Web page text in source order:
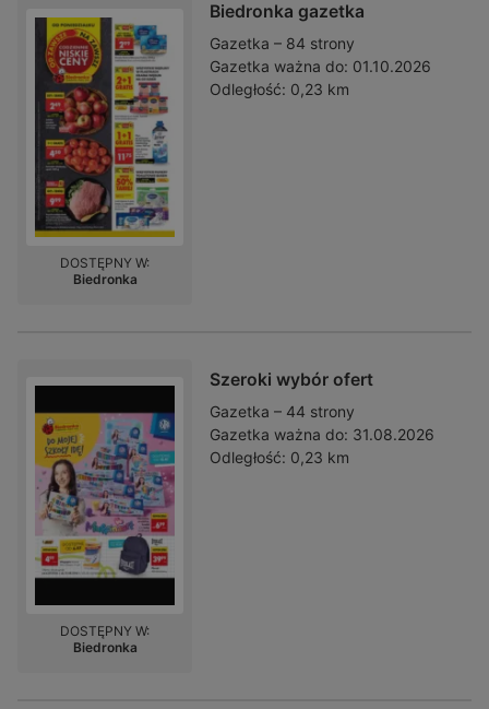
Biedronka gazetka
Gazetka – 84 strony
Gazetka ważna do: 01.10.2026
Odległość: 0,23 km
DOSTĘPNY W:
Biedronka
Szeroki wybór ofert
Gazetka – 44 strony
Gazetka ważna do: 31.08.2026
Odległość: 0,23 km
DOSTĘPNY W:
Biedronka